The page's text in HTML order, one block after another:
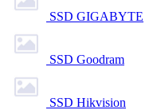
SSD GIGABYTE
SSD Goodram
SSD Hikvision